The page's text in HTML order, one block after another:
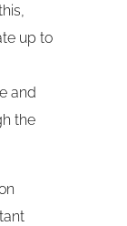
up to
and
the